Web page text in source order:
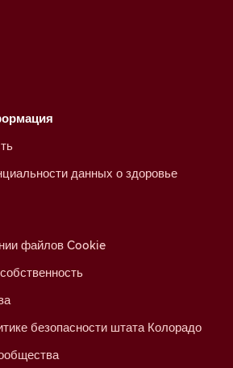
данных о здоровье
файлов Cookie
безопасности штата Колорадо